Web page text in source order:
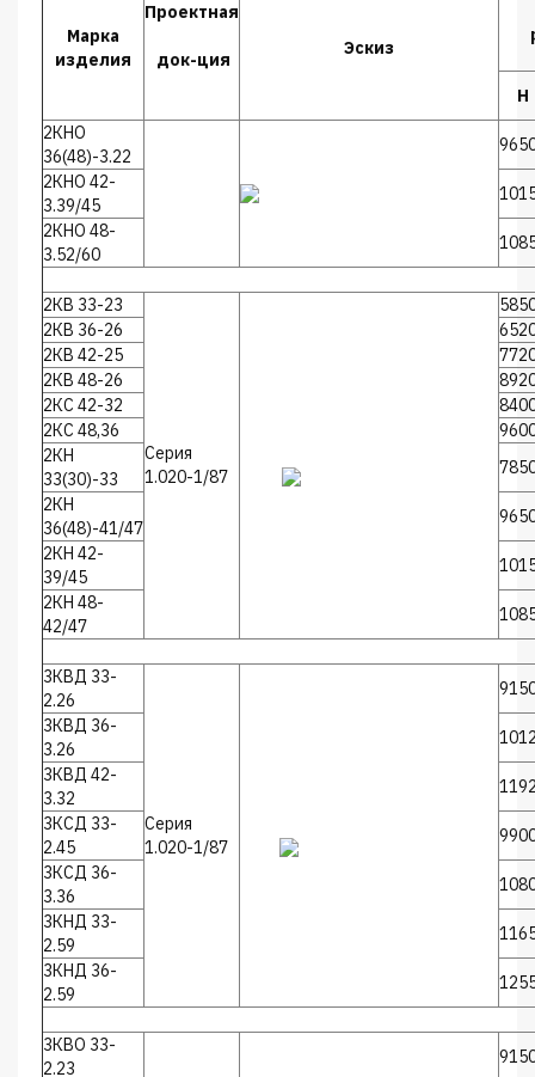
Марка
изделия
Проектная
док-ция
Эскиз
Н
2КНО
36(48)-3.22
2КНО 42-
3.39/45
2КНО 48-
3.52/60
2КВ 33-23
Серия
1.020-1/87
2КВ 36-26
2КВ 42-25
2КВ 48-26
2КС 42-32
2КС 48,36
2КН
33(30)-33
2КН
36(48)-41/47
2КН 42-
39/45
2КН 48-
42/47
3КВД 33-
2.26
Серия
1.020-1/87
3КВД 36-
3.26
3КВД 42-
3.32
3КСД 33-
2.45
3КСД 36-
3.36
3КНД 33-
2.59
3КНД 36-
2.59
3КВО 33-
2.23